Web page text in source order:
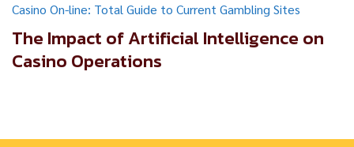
Casino On-line: Total Guide to Current Gambling Sites
The Impact of Artificial Intelligence on
Casino Operations